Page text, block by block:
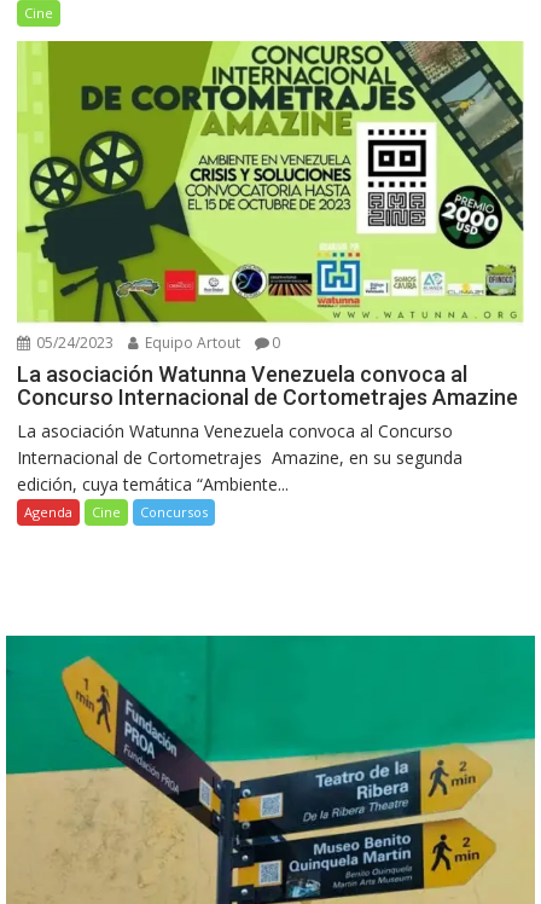
Cine
05/24/2023 Equipo Artout 0
La asociación Watunna Venezuela convoca al
Concurso Internacional de Cortometrajes Amazine
La asociación Watunna Venezuela convoca al Concurso
Internacional de Cortometrajes Amazine, en su segunda
edición, cuya temática “Ambiente...
Agenda Cine Concursos